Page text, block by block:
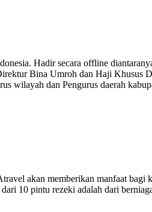
Hadir secara offline
Bina Umroh dan Haji Khusus
wilayah dan Pengurus daerah
akan memberikan manfaat bagi
10 pintu rezeki adalah dari